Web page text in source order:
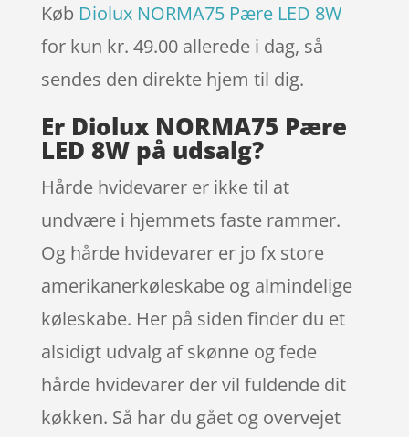
Køb Diolux NORMA75 Pære LED 8W
for kun kr. 49.00 allerede i dag, så
sendes den direkte hjem til dig.
Er Diolux NORMA75 Pære
LED 8W på udsalg?
Hårde hvidevarer er ikke til at
undvære i hjemmets faste rammer.
Og hårde hvidevarer er jo fx store
amerikanerkøleskabe og almindelige
køleskabe. Her på siden finder du et
alsidigt udvalg af skønne og fede
hårde hvidevarer der vil fuldende dit
køkken. Så har du gået og overvejet